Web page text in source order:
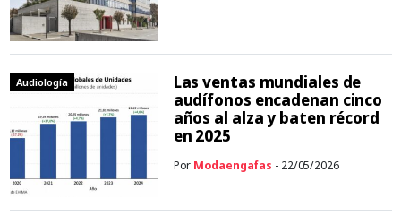
Audiología
Las ventas mundiales de
audífonos encadenan cinco
años al alza y baten récord
en 2025
Por Modaengafas - 22/05/2026